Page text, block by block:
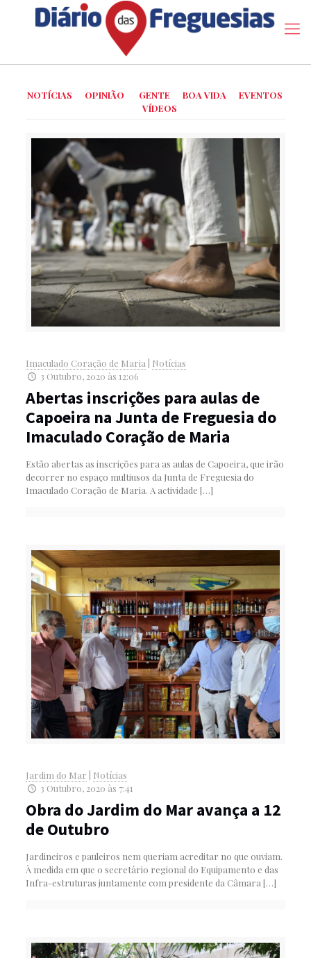
NOTÍCIAS OPINIÃO GENTE BOA VIDA
EVENTOS
VÍDEOS
Imaculado Coração de Maria
Notícias
3 Outubro, 2020 às 12:06
Abertas inscrições para aulas de
Capoeira na Junta de Freguesia do
Imaculado Coração de Maria
Estão abertas as inscrições para as aulas de Capoeira, que irão
decorrer no espaço multiusos da Junta de Freguesia do
Imaculado Coração de Maria. A actividade […]
Jardim do Mar
Notícias
3 Outubro, 2020 às 7:41
Obra do Jardim do Mar avança a 12
de Outubro
Jardineiros e pauleiros nem queriam acreditar no que ouviam.
À medida em que o secretário regional do Equipamento e das
Infra-estruturas juntamente com presidente da Câmara […]